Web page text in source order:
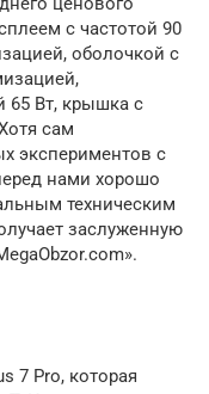
с частотой 90
оболочкой с
65 Вт, крышка с
сам
экспериментов с
нами хорошо
техническим
заслуженную
7 Pro, которая